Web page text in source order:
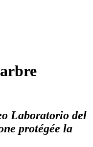
Laboratorio del
protégée la